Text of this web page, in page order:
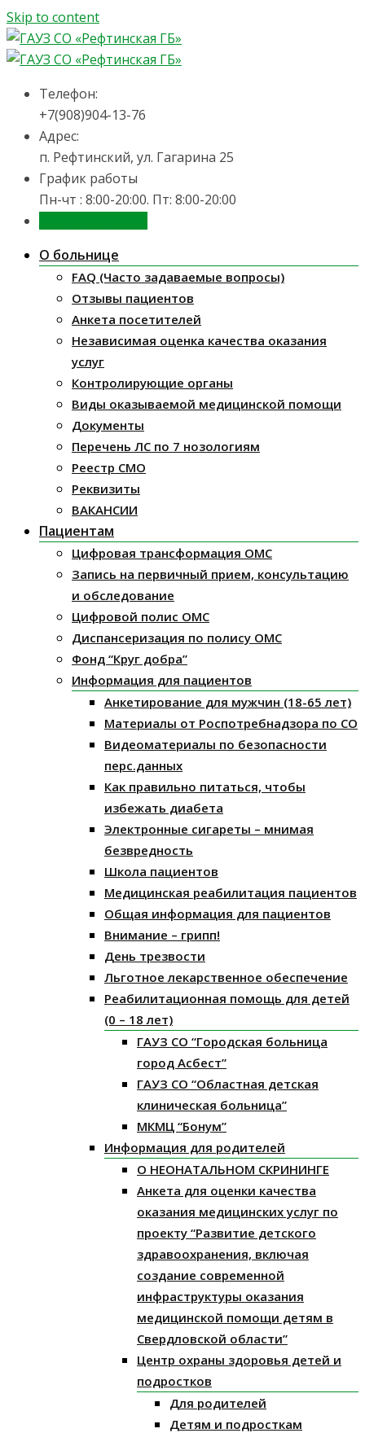
Skip to content
Телефон:
+7(908)904-13-76
Адрес:
п. Рефтинский, ул. Гагарина 25
График работы
Пн-чт : 8:00-20:00. Пт: 8:00-20:00
О больнице
FAQ (Часто задаваемые вопросы)
Отзывы пациентов
Анкета посетителей
Независимая оценка качества оказания
услуг
Контролирующие органы
Виды оказываемой медицинской помощи
Документы
Перечень ЛС по 7 нозологиям
Реестр СМО
Реквизиты
ВАКАНСИИ
Пациентам
Цифровая трансформация ОМС
Запись на первичный прием, консультацию
и обследование
Цифровой полис ОМС
Диспансеризация по полису ОМС
Фонд “Круг добра”
Информация для пациентов
Анкетирование для мужчин (18-65 лет)
Материалы от Роспотребнадзора по СО
Видеоматериалы по безопасности
перс.данных
Как правильно питаться, чтобы
избежать диабета
Электронные сигареты – мнимая
безвредность
Школа пациентов
Медицинская реабилитация пациентов
Общая информация для пациентов
Внимание – грипп!
День трезвости
Льготное лекарственное обеспечение
Реабилитационная помощь для детей
(0 – 18 лет)
ГАУЗ СО “Городская больница
город Асбест”
ГАУЗ СО “Областная детская
клиническая больница”
МКМЦ “Бонум”
Информация для родителей
О НЕОНАТАЛЬНОМ СКРИНИНГЕ
Анкета для оценки качества
оказания медицинских услуг по
проекту “Развитие детского
здравоохранения, включая
создание современной
инфраструктуры оказания
медицинской помощи детям в
Свердловской области”
Центр охраны здоровья детей и
подростков
Для родителей
Детям и подросткам